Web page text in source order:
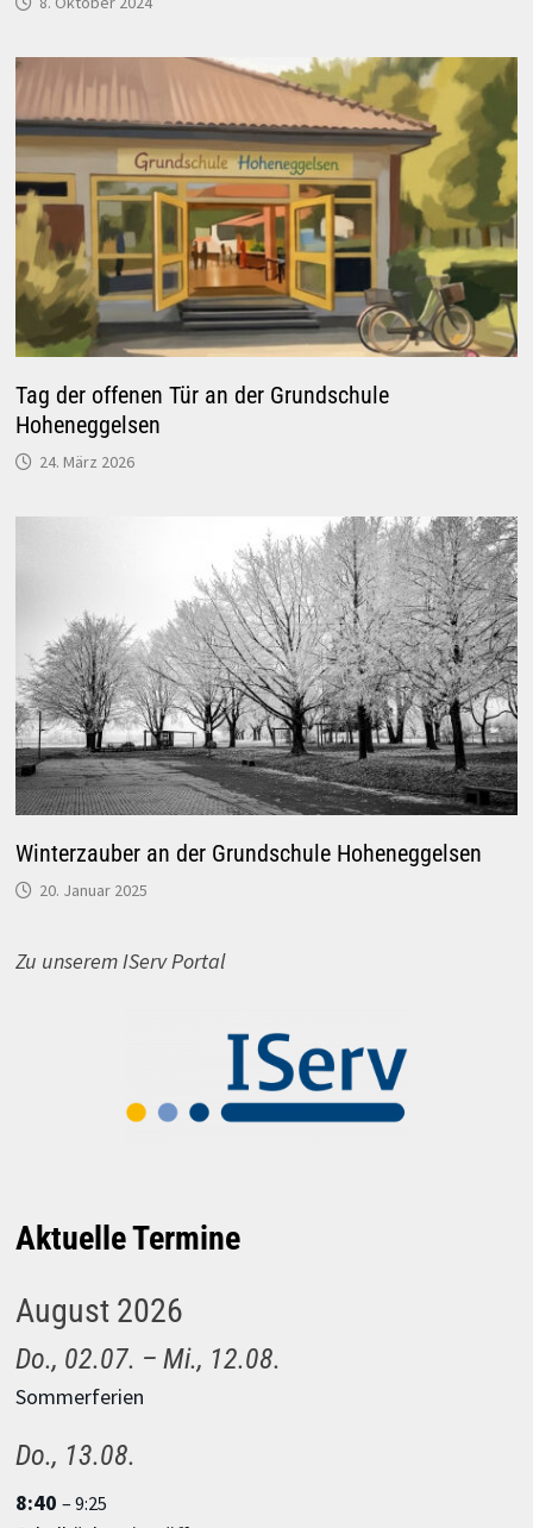
Tag der offenen Tür an der Grundschule
Hoheneggelsen
24. März 2026
Winterzauber an der Grundschule Hoheneggelsen
20. Januar 2025
Zu unserem IServ Portal
Aktuelle Termine
August 2026
Do., 02.07. – Mi., 12.08.
Sommerferien
Do., 13.08.
8:40 – 9:25